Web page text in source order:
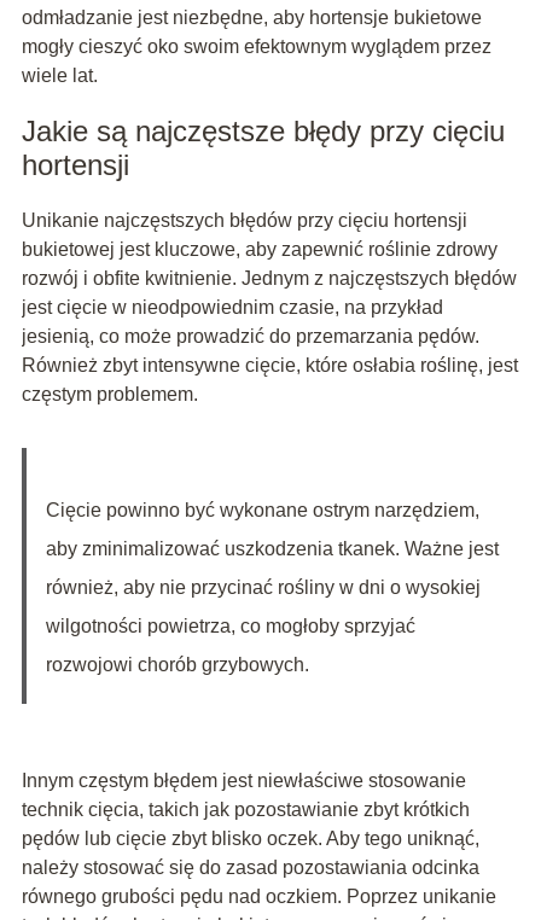
odmładzanie jest niezbędne, aby hortensje bukietowe
mogły cieszyć oko swoim efektownym wyglądem przez
wiele lat.
Jakie są najczęstsze błędy przy cięciu
hortensji
Unikanie najczęstszych błędów przy cięciu hortensji
bukietowej jest kluczowe, aby zapewnić roślinie zdrowy
rozwój i obfite kwitnienie. Jednym z najczęstszych błędów
jest cięcie w nieodpowiednim czasie, na przykład
jesienią, co może prowadzić do przemarzania pędów.
Również zbyt intensywne cięcie, które osłabia roślinę, jest
częstym problemem.
Cięcie powinno być wykonane ostrym narzędziem,
aby zminimalizować uszkodzenia tkanek. Ważne jest
również, aby nie przycinać rośliny w dni o wysokiej
wilgotności powietrza, co mogłoby sprzyjać
rozwojowi chorób grzybowych.
Innym częstym błędem jest niewłaściwe stosowanie
technik cięcia, takich jak pozostawianie zbyt krótkich
pędów lub cięcie zbyt blisko oczek. Aby tego uniknąć,
należy stosować się do zasad pozostawiania odcinka
równego grubości pędu nad oczkiem. Poprzez unikanie